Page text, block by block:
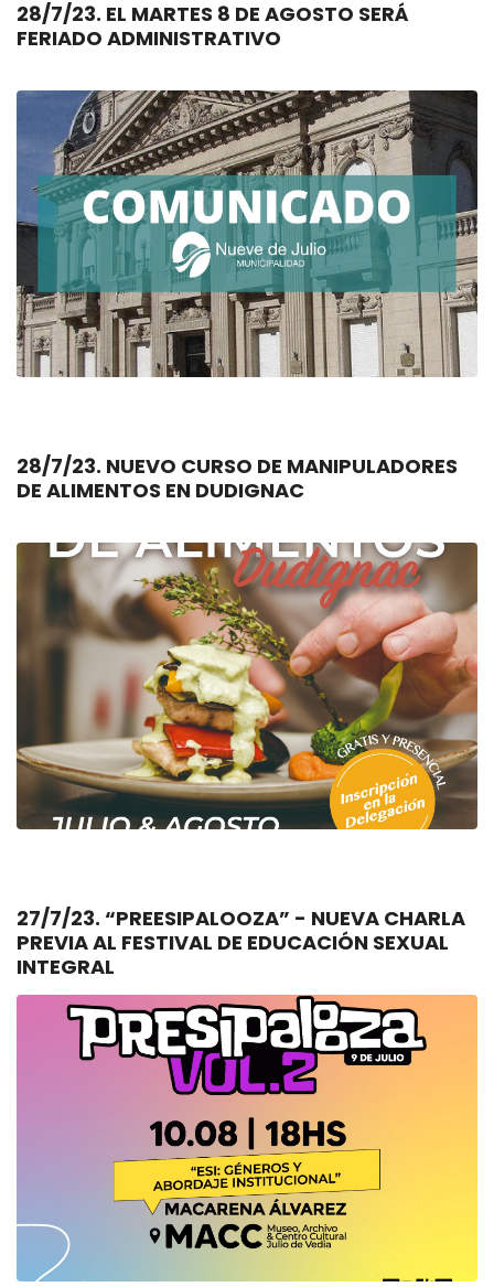
28/7/23. EL MARTES 8 DE AGOSTO SERÁ
FERIADO ADMINISTRATIVO
28/7/23. NUEVO CURSO DE MANIPULADORES
DE ALIMENTOS EN DUDIGNAC
27/7/23. “PREESIPALOOZA” - NUEVA CHARLA
PREVIA AL FESTIVAL DE EDUCACIÓN SEXUAL
INTEGRAL